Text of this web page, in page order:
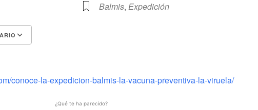
Balmis, Expedición
conoce-la-expedicion-balmis-la-vacuna-preventiva-la-viruela/
¿Qué te ha parecido?